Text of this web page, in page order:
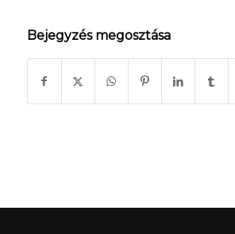
Bejegyzés megosztása